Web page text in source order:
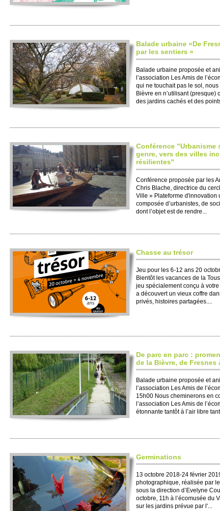
Balade urbaine «De
par les sentiers »
Balade urbaine proposée et
l’association Les Amis de
qui ne touchait pas le sol,
Bièvre en n’utilisant (presque)
des jardins cachés et des
Conférence "Urbanisme
genre, vers des villes
résilientes"
Conférence proposée par les
Chris Blache, directrice du
Ville » Plateforme d'innovation
composée d’urbanistes, de
dont l’objet est de rendre...
Chasse au trésor
Jeu pour les 6-12 ans 20
Bientôt les vacances de la
jeu spécialement conçu à
a découvert un vieux coffre
privés, histoires partagées....
De parc en parc :
de la Bièvre, de Fresnes
Balade urbaine proposée et
l’association Les Amis de
15h00 Nous cheminerons en
l’association Les Amis de
étonnante tantôt à l’air libre
Germinations
13 octobre 2018-24 février
photographique, réalisée par
sous la direction d’Evelyne
octobre, 11h à l’écomusée du
sur les jardins prévue par l'...